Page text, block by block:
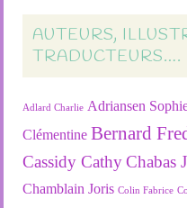
AUTEURS,
TRADUCTEURS….
Adlard Charlie Adriansen
Clémentine Bernard
Cassidy Cathy Chabas
Chamblain Joris Colin Fabrice